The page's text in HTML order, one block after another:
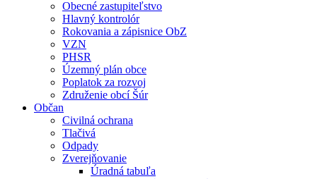
Obecné zastupiteľstvo
Hlavný kontrolór
Rokovania a zápisnice ObZ
VZN
PHSR
Územný plán obce
Poplatok za rozvoj
Združenie obcí Šúr
Občan
Civilná ochrana
Tlačivá
Odpady
Zverejňovanie
Úradná tabuľa